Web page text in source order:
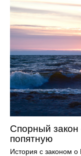
Спорный
попятную
История с законом о